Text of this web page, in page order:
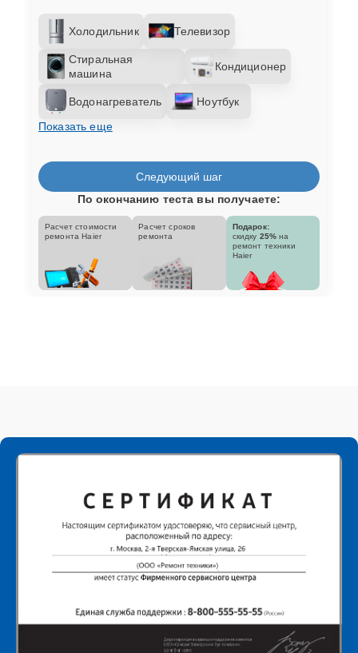
Холодильник Телевизор
Стиральная
машина
Кондиционер
Водонагреватель
Ноутбук
Показать еще
Следующий шаг
По окончанию теста вы получаете:
Расчет стоимости
ремонта Haier
Расчет сроков
ремонта
Подарок:
скидку 25% на
ремонт техники
Haier